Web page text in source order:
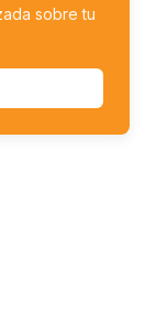
sobre tu